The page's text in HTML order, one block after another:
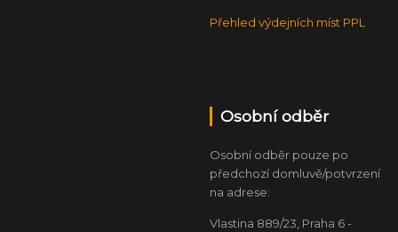
Přehled výdejních míst PPL
Osobní odběr
Osobní odběr pouze po
předchozí domluvě/potvrzení
na adrese:
Vlastina 889/23, Praha 6 -